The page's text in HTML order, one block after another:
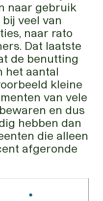
naar gebruik
veel van
naar rato
Dat laatste
de benutting
het aantal
kleine
van vele
en dus
hebben dan
die alleen
afgeronde